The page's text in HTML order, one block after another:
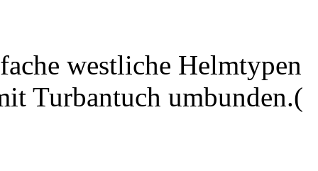
westliche Helmtypen
Turbantuch umbunden.(